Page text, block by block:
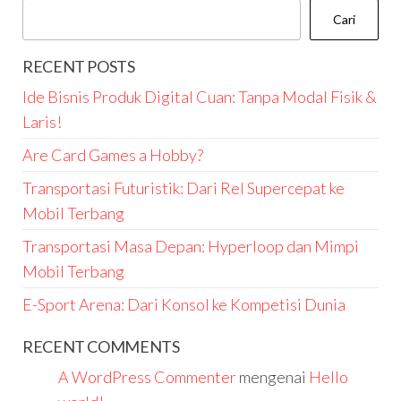
Cari
RECENT POSTS
Ide Bisnis Produk Digital Cuan: Tanpa Modal Fisik &
Laris!
Are Card Games a Hobby?
Transportasi Futuristik: Dari Rel Supercepat ke
Mobil Terbang
Transportasi Masa Depan: Hyperloop dan Mimpi
Mobil Terbang
E-Sport Arena: Dari Konsol ke Kompetisi Dunia
RECENT COMMENTS
A WordPress Commentermengenai Hello